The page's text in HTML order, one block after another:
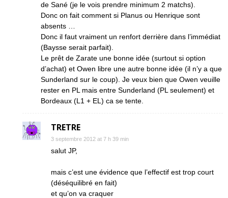
de Sané (je le vois prendre minimum 2 matchs).
Donc on fait comment si Planus ou Henrique sont
absents …
Donc il faut vraiment un renfort derrière dans l’immédiat
(Baysse serait parfait).
Le prêt de Zarate une bonne idée (surtout si option
d’achat) et Owen libre une autre bonne idée (il n’y a que
Sunderland sur le coup). Je veux bien que Owen veuille
rester en PL mais entre Sunderland (PL seulement) et
Bordeaux (L1 + EL) ca se tente.
TRETRE
3 septembre 2012 at 7 h 39 min
salut JP,
mais c’est une évidence que l’effectif est trop court
(déséquilibré en fait)
et qu’on va craquer